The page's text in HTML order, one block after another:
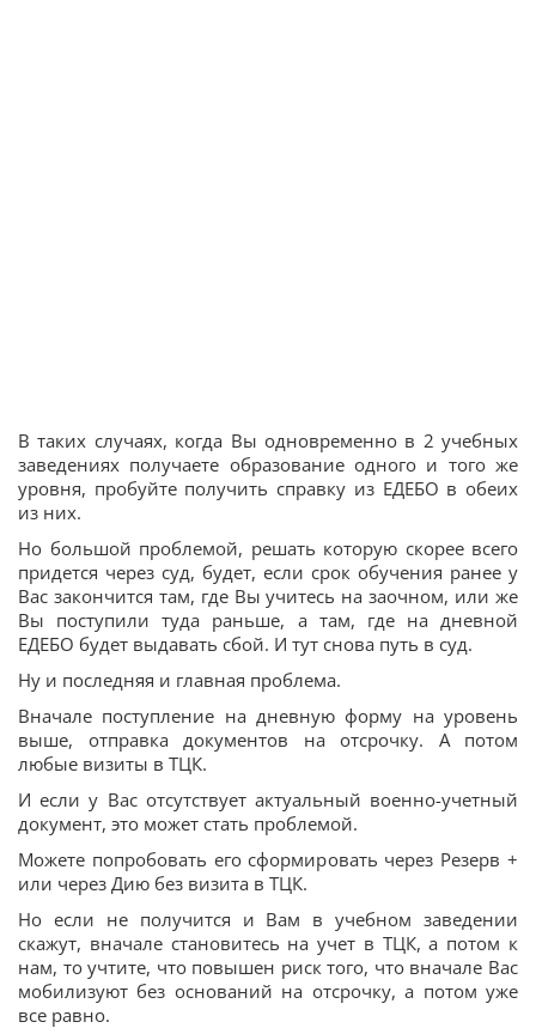
В таких случаях, когда Вы одновременно в 2 учебных
заведениях получаете образование одного и того же
уровня, пробуйте получить справку из ЕДЕБО в обеих
из них.
Но большой проблемой, решать которую скорее всего
придется через суд, будет, если срок обучения ранее у
Вас закончится там, где Вы учитесь на заочном, или же
Вы поступили туда раньше, а там, где на дневной
ЕДЕБО будет выдавать сбой. И тут снова путь в суд.
Ну и последняя и главная проблема.
Вначале поступление на дневную форму на уровень
выше, отправка документов на отсрочку. А потом
любые визиты в ТЦК.
И если у Вас отсутствует актуальный военно-учетный
документ, это может стать проблемой.
Можете попробовать его сформировать через Резерв +
или через Дию без визита в ТЦК.
Но если не получится и Вам в учебном заведении
скажут, вначале становитесь на учет в ТЦК, а потом к
нам, то учтите, что повышен риск того, что вначале Вас
мобилизуют без оснований на отсрочку, а потом уже
все равно.